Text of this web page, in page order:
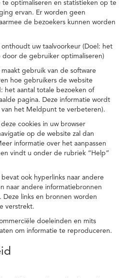
optimaliseren en statistieken op te
ervan. Er worden geen
de bezoekers kunnen worden
uw taalvoorkeur (Doel: het
de gebruiker optimaliseren)
gebruik van de software
hoe gebruikers de website
het aantal totale bezoeken of
pagina. Deze informatie wordt
het Meldpunt te verbeteren).
cookies in uw browser
op de website zal dan
informatie over het aanpassen
vindt u onder de rubriek “Help”
ook hyperlinks naar andere
naar andere informatiebronnen
links en bronnen worden
verstrekt.
doeleinden en mits
om informatie te reproduceren.